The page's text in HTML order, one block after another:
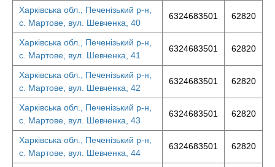
Харківська обл., Печенізький р-н,
с. Мартове, вул. Шевченка, 40
6324683501 62820
Харківська обл., Печенізький р-н,
с. Мартове, вул. Шевченка, 41
6324683501 62820
Харківська обл., Печенізький р-н,
с. Мартове, вул. Шевченка, 42
6324683501 62820
Харківська обл., Печенізький р-н,
с. Мартове, вул. Шевченка, 43
6324683501 62820
Харківська обл., Печенізький р-н,
с. Мартове, вул. Шевченка, 44
6324683501 62820